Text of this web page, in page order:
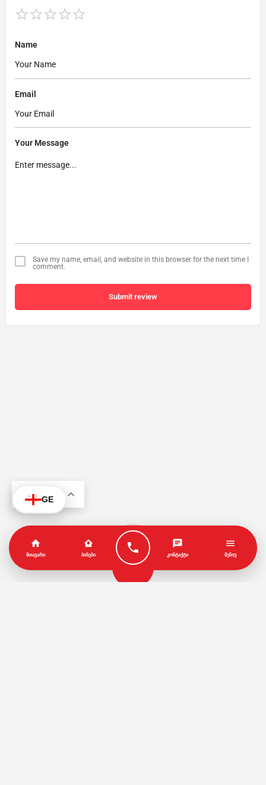
Name
Email
Your Message
Save my name, email, and website in this browser for the next time I
comment.
Submit review
GE
ᲛᲗᲐᲕᲐᲠᲘ ᲑᲘᲜᲔᲑᲘ ᲙᲝᲜᲢᲐᲥᲢᲘ ᲛᲔᲜᲘᲣ
KA